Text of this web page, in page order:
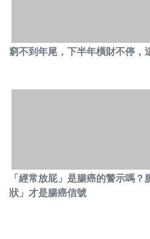
窮不到年尾，下半年橫財不停，
「經常放屁」是腸癌的警示嗎
狀」才是腸癌信號